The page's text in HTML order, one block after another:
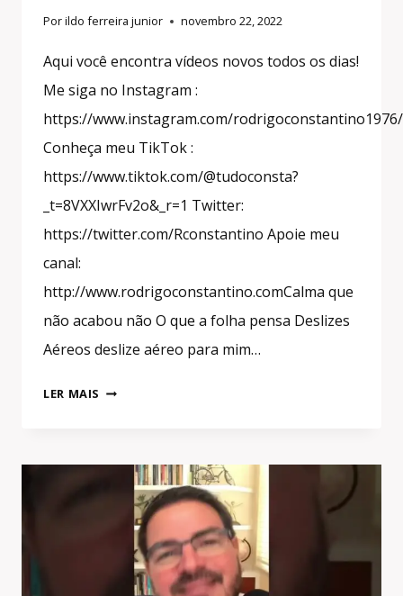
Porildo ferreira junior novembro 22, 2022
Aqui você encontra vídeos novos todos os dias!
Me siga no Instagram :
https://www.instagram.com/rodrigoconstantino1976/
Conheça meu TikTok :
https://www.tiktok.com/@tudoconsta?
_t=8VXXIwrFv2o&_r=1 Twitter:
https://twitter.com/Rconstantino Apoie meu
canal:
http://www.rodrigoconstantino.comCalma que
não acabou não O que a folha pensa Deslizes
Aéreos deslize aéreo para mim…
LER MAIS POR
BRASIL
PRECISAMOS
TORCER
CONTRA